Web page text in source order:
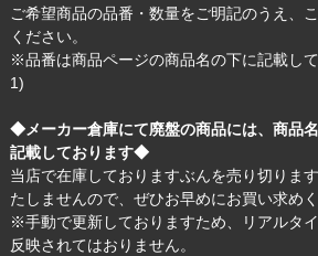
ご希望商品の品番・数量をご明記のうえ、
ください。
※品番は商品ページの商品名の下に記載し
1)
◆メーカー倉庫にて廃盤の商品には、商品
記載しております◆
当店で在庫しておりますぶんを売り切りま
たしませんので、ぜひお早めにお買い求めく
※手動で更新しておりますため、リアルタ
反映されてはおりません。